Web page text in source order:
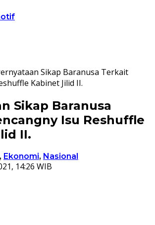
Sikap Baranusa Terkait
Kabinet Jilid II.
Sikap Baranusa
Isu Reshuffle
II.
, Ekonomi, Nasional
14:26 WIB